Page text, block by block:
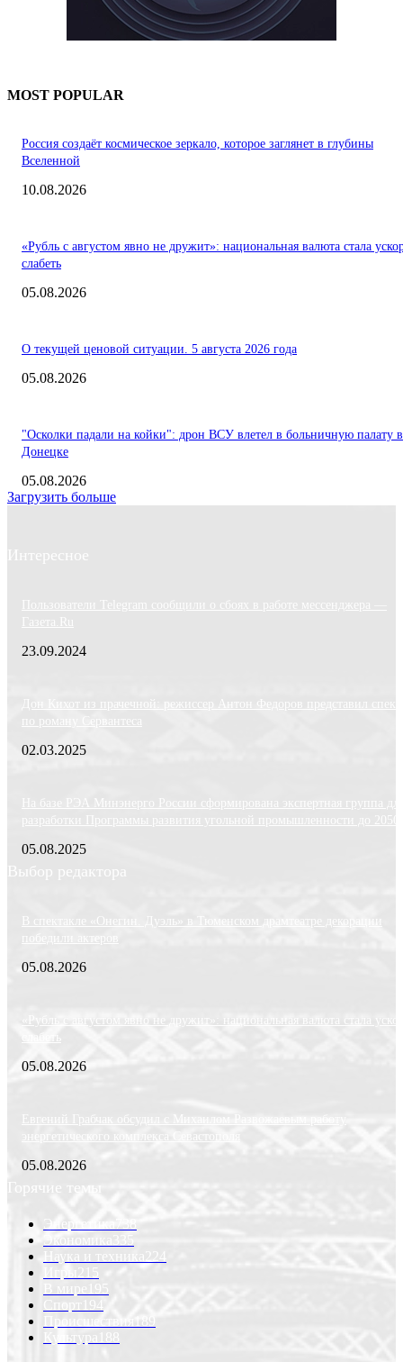
MOST POPULAR
Россия создаёт космическое зеркало, которое заглянет в глубины
Вселенной
10.08.2026
«Рубль с августом явно не дружит»: национальная валюта стала
слабеть
05.08.2026
О текущей ценовой ситуации. 5 августа 2026 года
05.08.2026
"Осколки падали на койки": дрон ВСУ влетел в больничную палату в
Донецке
05.08.2026
Загрузить больше
Интересное
Пользователи Telegram сообщили о сбоях в работе мессенджера —
Газета.Ru
23.09.2024
Дон Кихот из прачечной: режиссер Антон Федоров представил
по роману Сервантеса
02.03.2025
На базе РЭА Минэнерго России сформирована экспертная группа
разработки Программы развития угольной промышленности до 2050
05.08.2025
Выбор редактора
В спектакле «Онегин. Дуэль» в Тюменском драмтеатре декорации
победили актеров
05.08.2026
«Рубль с августом явно не дружит»: национальная валюта стала
слабеть
05.08.2026
Евгений Грабчак обсудил с Михаилом Развожаевым работу
энергетического комплекса Севастополя
05.08.2026
Горячие темы
Энергетика
Экономика
Наука и техника 224
Игры
215
В мире
195
Спорт
194
Происшествия
Культура